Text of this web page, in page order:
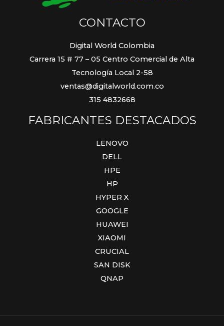
CONTACTO
Digital World Colombia
Carrera 15 # 77 – 05 Centro Comercial de Alta
Tecnología Local 2-58
ventas@digitalworld.com.co
315 4832668
FABRICANTES DESTACADOS
LENOVO
DELL
HPE
HP
HYPER X
GOOGLE
HUAWEI
XIAOMI
CRUCIAL
SAN DISK
QNAP